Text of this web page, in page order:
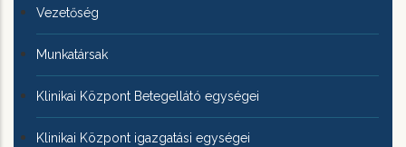
Vezetőség
Munkatársak
Klinikai Központ Betegellátó egységei
Klinikai Központ igazgatási egységei